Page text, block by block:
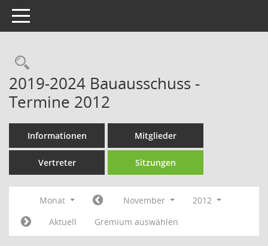
Toggle navigation
Rechercheauswahl
2019-2024 Bauausschuss -
Termine 2012
Informationen Mitglieder
Vertreter Sitzungen
Monat November
2012
Aktuell
Gremium auswählen